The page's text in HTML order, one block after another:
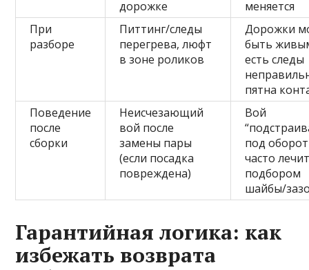
дорожке
меняется
При
разборе
Питтинг/следы
перегрева, люфт
в зоне роликов
Дорожки
быть
есть следы
пятна
Поведение
после
сборки
Неисчезающий
вой после
замены пары
(если посадка
повреждена)
Вой
под
часто
подбором
шайбы/
Гарантийная логика: как
избежать возврата